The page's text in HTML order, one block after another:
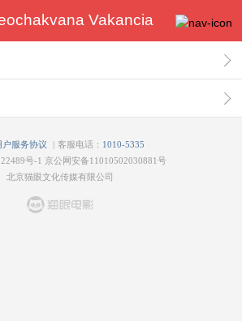
Vakancia
户服务协议 | 客服电话： 1010-5335
号-1 京公网安备11010502030881号
北京猫眼文化传媒有限公司